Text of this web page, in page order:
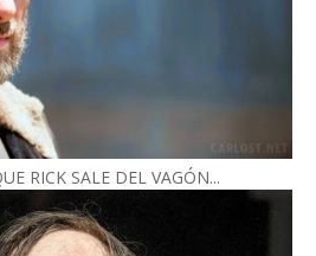
RICK SALE DEL VAGÓN...